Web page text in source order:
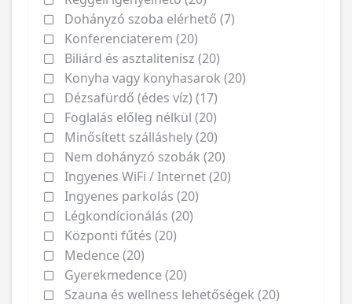
Dohányzó szoba elérhető (7)
Konferenciaterem (20)
Biliárd és asztalitenisz (20)
Konyha vagy konyhasarok (20)
Dézsafürdő (édes víz) (17)
Foglalás előleg nélkül (20)
Minősített szálláshely (20)
Nem dohányzó szobák (20)
Ingyenes WiFi / Internet (20)
Ingyenes parkolás (20)
Légkondícionálás (20)
Központi fűtés (20)
Medence (20)
Gyerekmedence (20)
Szauna és wellness lehetőségek (20)